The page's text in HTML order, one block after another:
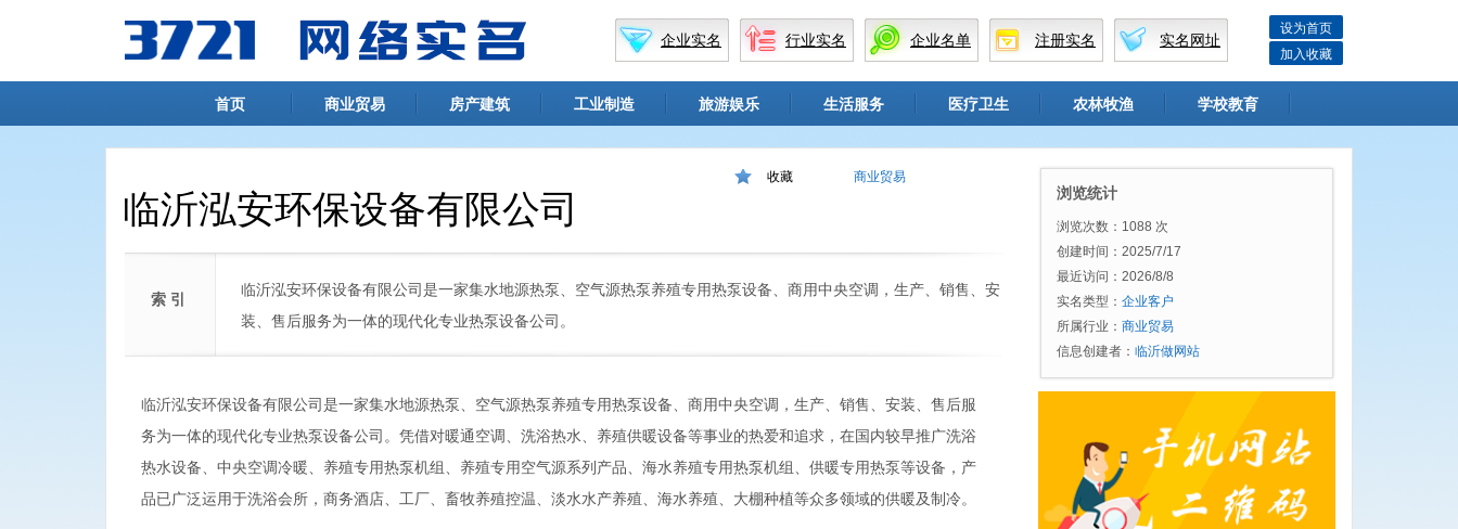
企业实名 行业实名 企业名单 注册实名 实名网址
设为首页
加入收藏
首页 商业贸易 房产建筑 工业制造 旅游娱乐 生活服务 医疗卫生 农林牧渔 学校教育
收藏 商业贸易
临沂泓安环保设备有限公司
索 引
临沂泓安环保设备有限公司是一家集水地源热泵、空气源热泵养殖专用热泵设备、商用中央空调，生产、销售、安
装、售后服务为一体的现代化专业热泵设备公司。
临沂泓安环保设备有限公司是一家集水地源热泵、空气源热泵养殖专用热泵设备、商用中央空调，生产、销售、安装、售后服
务为一体的现代化专业热泵设备公司。凭借对暖通空调、洗浴热水、养殖供暖设备等事业的热爱和追求，在国内较早推广洗浴
热水设备、中央空调冷暖、养殖专用热泵机组、养殖专用空气源系列产品、海水养殖专用热泵机组、供暖专用热泵等设备，产
品已广泛运用于洗浴会所，商务酒店、工厂、畜牧养殖控温、淡水水产养殖、海水养殖、大棚种植等众多领域的供暖及制冷。
浏览统计
浏览次数：1088 次
创建时间：2025/7/17
最近访问：2026/8/8
实名类型： 企业客户
所属行业： 商业贸易
信息创建者： 临沂做网站